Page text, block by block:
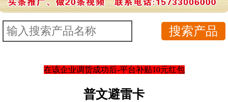
在该企业调货成功后-平台补贴10元红包
普文避雷卡